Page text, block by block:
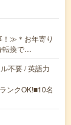
！≫＊お年寄り
転換で…
不要 / 英語力
ンクOK!■10名